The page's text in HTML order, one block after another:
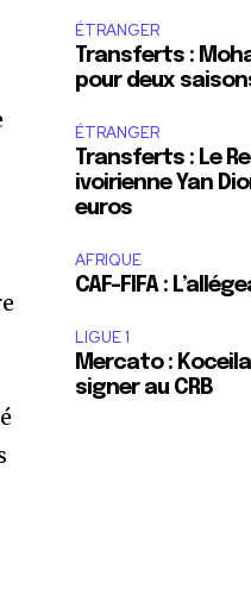
ÉTRANGER
Transferts :
pour deux
ÉTRANGER
Transferts : Le
ivoirienne Yan
euros
AFRIQUE
CAF-FIFA :
LIGUE 1
Mercato :
signer au CRB